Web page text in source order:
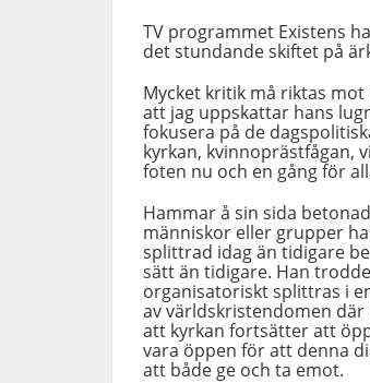
TV programmet Existens
det stundande skiftet på
Mycket kritik må riktas
att jag uppskattar hans
fokusera på de
kyrkan, kvinnoprästfågan,
foten nu och en gång för
Hammar å sin sida
människor eller grupper
splittrad idag än tidigare
sätt än tidigare. Han
organisatoriskt splittras i
av världskristendomen
att kyrkan fortsätter att
vara öppen för att denna
att både ge och ta emot.